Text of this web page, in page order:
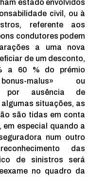
estado envolvidos
civil, ou à
referente aos
condutores podem
a uma nova
de um desconto,
a 60 % do prémio
malus» ou
por ausência de
situações, as
são tidas em conta
especial quando a
num outro
das
de sinistros será
no quadro da